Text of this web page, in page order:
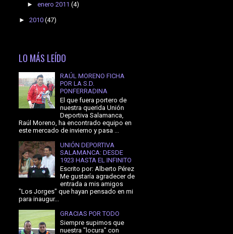
► enero 2011 (4)
► 2010 (47)
LO MÁS LEÍDO
RAÚL MORENO FICHA
POR LA S.D.
PONFERRADINA
El que fuera portero de
nuestra querida Unión
Deportiva Salamanca,
Raúl Moreno, ha encontrado equipo en
este mercado de invierno y pasa ...
UNIÓN DEPORTIVA
SALAMANCA: DESDE
1923 HASTA EL INFINITO
Escrito por: Alberto Pérez
Me gustaría agradecer de
entrada a mis amigos
"Los Jorges" que hayan pensado en mi
para inaugur...
GRACIAS POR TODO
Siempre supimos que
nuestra "locura" con